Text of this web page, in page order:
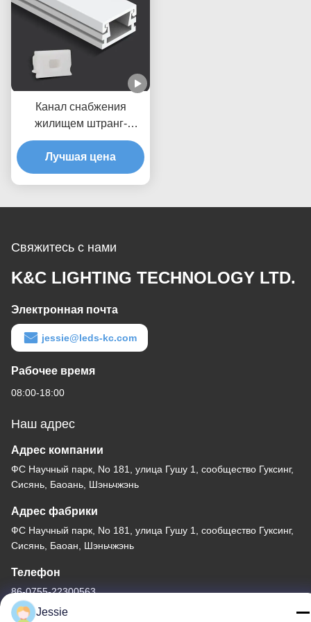
Канал снабжения
жилищем штранг-
прессования профиля
прокладки СИД 6063 T5
алюминиевый
Лучшая цена
Свяжитесь с нами
K&C LIGHTING TECHNOLOGY LTD.
Электронная почта
jessie@leds-kc.com
Рабочее время
08:00-18:00
Наш адрес
Адрес компании
ФС Научный парк, No 181, улица Гушу 1, сообщество Гуксинг,
Сисянь, Баоань, Шэньчжэнь
Адрес фабрики
ФС Научный парк, No 181, улица Гушу 1, сообщество Гуксинг,
Сисянь, Баоан, Шэньчжэнь
Телефон
86-0755-22300563
Jessie